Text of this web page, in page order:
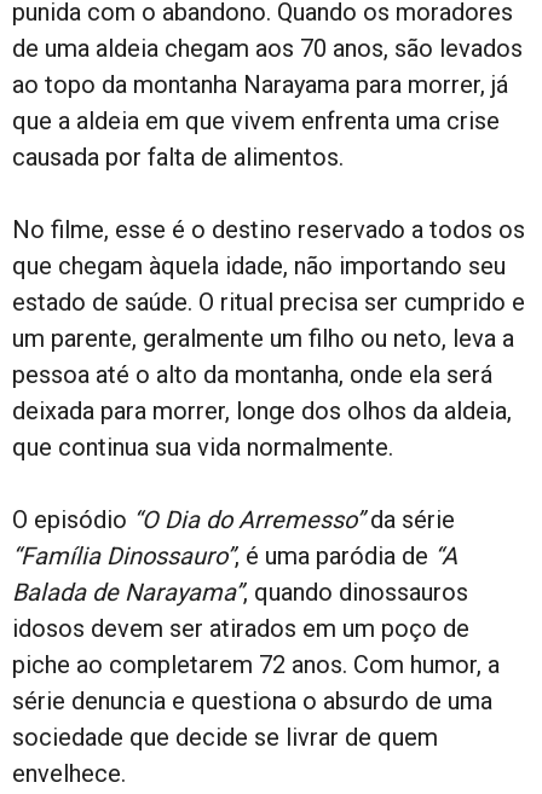
punida com o abandono. Quando os moradores
de uma aldeia chegam aos 70 anos, são levados
ao topo da montanha Narayama para morrer, já
que a aldeia em que vivem enfrenta uma crise
causada por falta de alimentos.
No filme, esse é o destino reservado a todos os
que chegam àquela idade, não importando seu
estado de saúde. O ritual precisa ser cumprido e
um parente, geralmente um filho ou neto, leva a
pessoa até o alto da montanha, onde ela será
deixada para morrer, longe dos olhos da aldeia,
que continua sua vida normalmente.
O episódio “O Dia do Arremesso”da série
“Família Dinossauro”, é uma paródia de “A
Balada de Narayama”, quando dinossauros
idosos devem ser atirados em um poço de
piche ao completarem 72 anos. Com humor, a
série denuncia e questiona o absurdo de uma
sociedade que decide se livrar de quem
envelhece.